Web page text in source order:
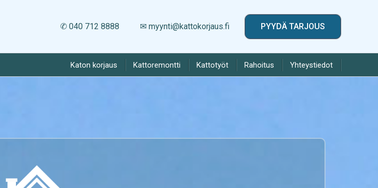
✆ 040 712 8888 ✉ myynti@kattokorjaus.fi PYYDÄ TARJOUS
Katon korjaus Kattoremontti Kattotyöt Rahoitus Yhteystiedot